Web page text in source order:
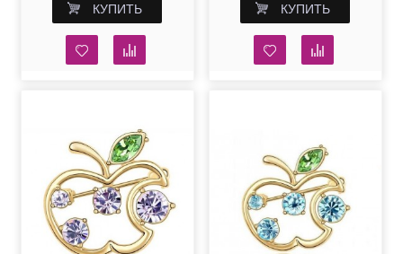
КУПИТЬ
Сваровски
КУПИТЬ